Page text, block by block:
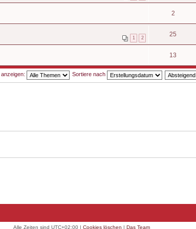
2
1 2 25
13
Sortiere nach
Alle Zeiten sind UTC+02:00| Cookies löschen | Das Team